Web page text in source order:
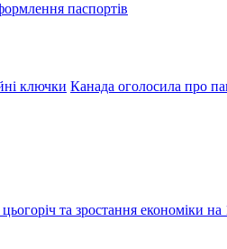
паспортів
ключки Канада оголосила про
та зростання економіки на